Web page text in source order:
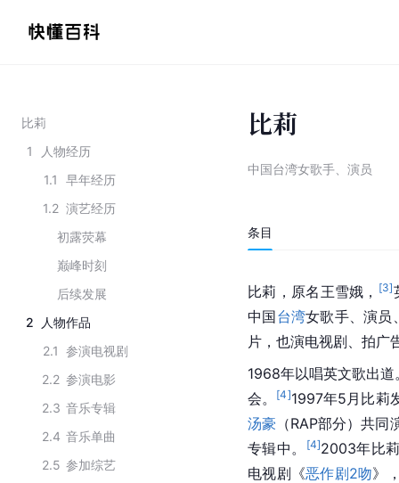
比莉
1
人物经历
1.1
早年经历
1.2 演艺经历
初露荧幕
巅峰时刻
后续发展
2
人物作品
2.1 参演电视剧
2.2 参演电影
2.3 音乐专辑
2.4 音乐单曲
2.5 参加综艺
比莉
中国台湾女歌手、演员
条目
比莉，原名王雪娥， [3]
中国台湾女歌手、演员
片，也演电视剧、拍广
1968年以唱英文歌出道
会。
[4]1997年5月比莉
汤豪 （RAP部分）共
专辑中。
[4]2003年比
电视剧《恶作剧2吻》